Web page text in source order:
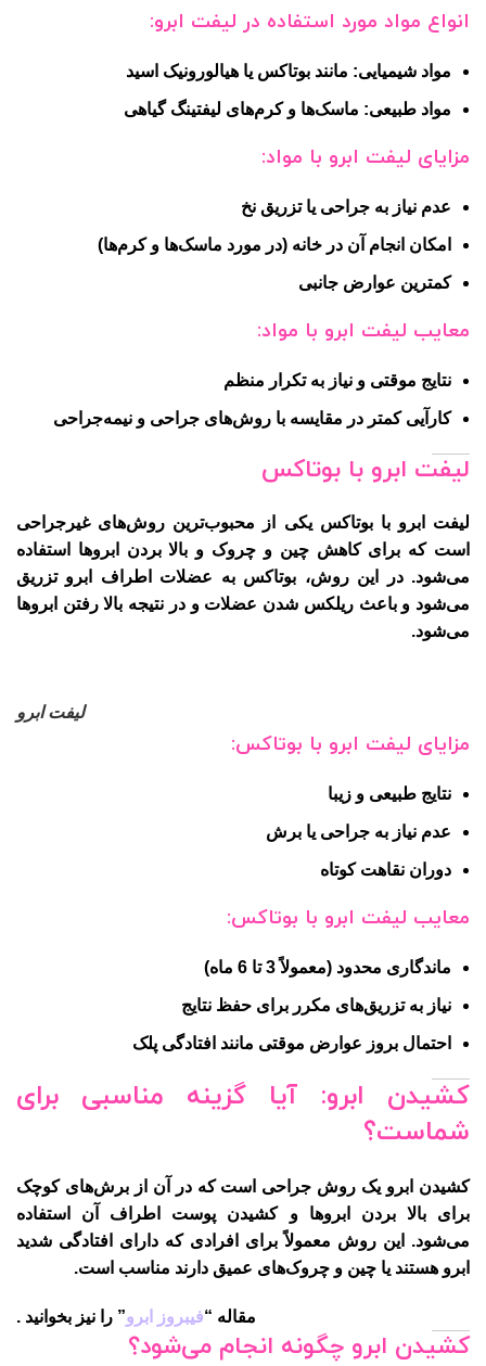
انواع مواد مورد استفاده در لیفت ابرو:
مواد شیمیایی: مانند بوتاکس یا هیالورونیک اسید
مواد طبیعی: ماسک‌ها و کرم‌های لیفتینگ گیاهی
مزایای لیفت ابرو با مواد:
عدم نیاز به جراحی یا تزریق نخ
امکان انجام آن در خانه (در مورد ماسک‌ها و کرم‌ها)
کمترین عوارض جانبی
معایب لیفت ابرو با مواد:
نتایج موقتی و نیاز به تکرار منظم
کارآیی کمتر در مقایسه با روش‌های جراحی و نیمه‌جراحی
لیفت ابرو با بوتاکس
لیفت ابرو با بوتاکس یکی از محبوب‌ترین روش‌های غیرجراحی
است که برای کاهش چین و چروک و بالا بردن ابروها استفاده
می‌شود. در این روش، بوتاکس به عضلات اطراف ابرو تزریق
می‌شود و باعث ریلکس شدن عضلات و در نتیجه بالا رفتن ابروها
می‌شود.
لیفت ابرو
مزایای لیفت ابرو با بوتاکس:
نتایج طبیعی و زیبا
عدم نیاز به جراحی یا برش
دوران نقاهت کوتاه
معایب لیفت ابرو با بوتاکس:
ماندگاری محدود (معمولاً 3 تا 6 ماه)
نیاز به تزریق‌های مکرر برای حفظ نتایج
احتمال بروز عوارض موقتی مانند افتادگی پلک
کشیدن ابرو: آیا گزینه مناسبی برای
شماست؟
کشیدن ابرو یک روش جراحی است که در آن از برش‌های کوچک
برای بالا بردن ابروها و کشیدن پوست اطراف آن استفاده
می‌شود. این روش معمولاً برای افرادی که دارای افتادگی شدید
ابرو هستند یا چین و چروک‌های عمیق دارند مناسب است.
مقاله “فیبروز ابرو” را نیز بخوانید .
کشیدن ابرو چگونه انجام می‌شود؟